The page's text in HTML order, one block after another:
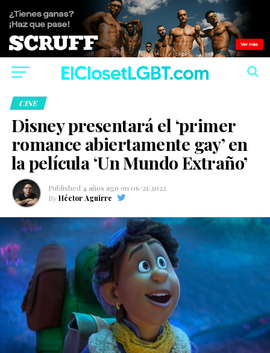
CINE
Disney presentará el ‘primer
romance abiertamente gay’ en
la película ‘Un Mundo Extraño’
Published 4 años ago on 06/21/2022
By Héctor Aguirre